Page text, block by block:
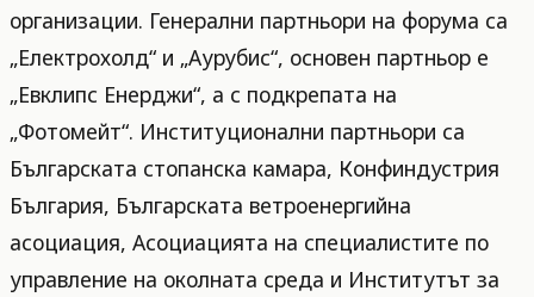
организации. Генерални партньори на форума са
„Електрохолд“ и „Аурубис“, основен партньор е
„Евклипс Енерджи“, а с подкрепата на
„Фотомейт“. Институционални партньори са
Българската стопанска камара, Конфиндустрия
България, Българската ветроенергийна
асоциация, Асоциацията на специалистите по
управление на околната среда и Институтът за